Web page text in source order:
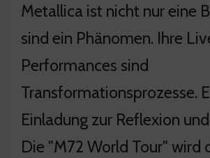
Metallica ist nicht nur eine
sind ein Phänomen. Ihre
Performances sind
Transformationsprozesse.
Einladung zur Reflexion
Die "M72 World Tour" wird